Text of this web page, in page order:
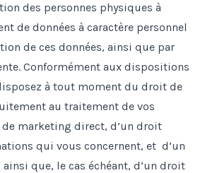
des personnes physiques à
de données à caractère personnel
de ces données, ainsi que par
Conformément aux dispositions
à tout moment du droit de
au traitement de vos
de marketing direct, d’un droit
qui vous concernent, et d’un
que, le cas échéant, d’un droit